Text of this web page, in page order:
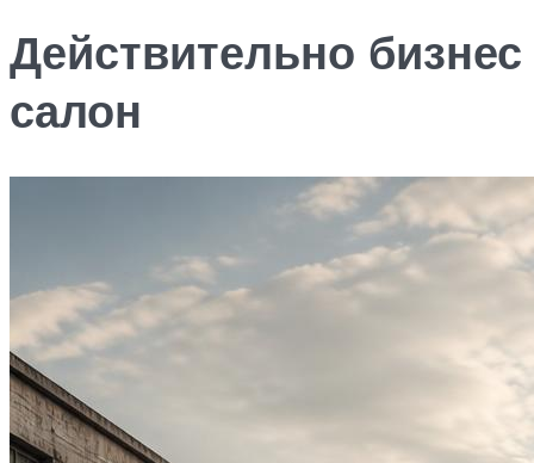
Действительно бизнес
салон